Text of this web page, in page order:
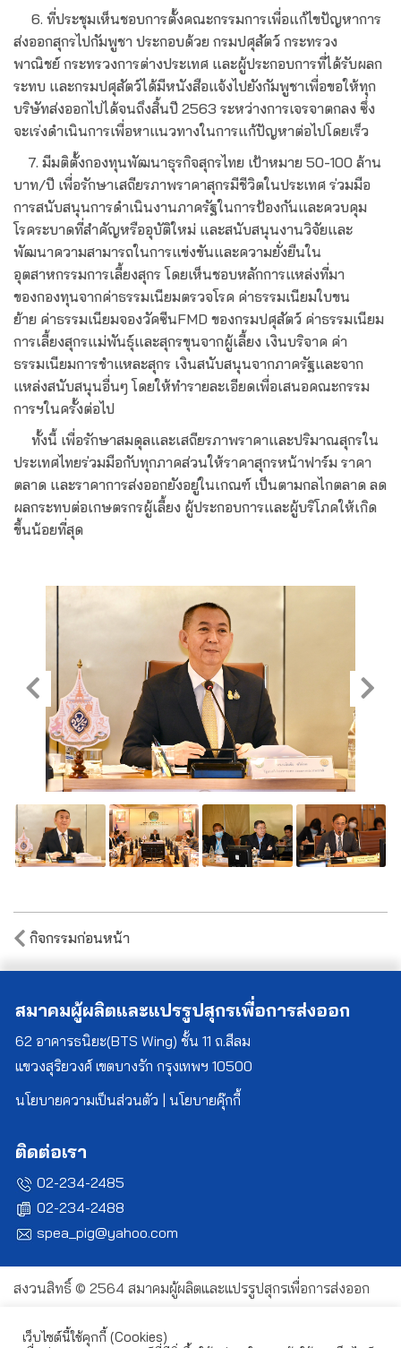
6. ที่ประชุมเห็นชอบการตั้งคณะกรรมการเพื่อแก้ไขปัญหาการ
ส่งออกสุกรไปกัมพูชา ประกอบด้วย กรมปศุสัตว์ กระทรวง
พาณิชย์ กระทรวงการต่างประเทศ และผู้ประกอบการที่ได้รับผลก
ระทบ และกรมปศุสัตว์ได้มีหนังสือแจ้งไปยังกัมพูชาเพื่อขอให้ทุก
บริษัทส่งออกไปได้จนถึงสิ้นปี 2563 ระหว่างการเจรจาตกลง ซึ่ง
จะเร่งดำเนินการเพื่อหาแนวทางในการแก้ปัญหาต่อไปโดยเร็ว
7. มีมติตั้งกองทุนพัฒนาธุรกิจสุกรไทย เป้าหมาย 50-100 ล้าน
บาท/ปี เพื่อรักษาเสถียรภาพราคาสุกรมีชีวิตในประเทศ ร่วมมือ
การสนับสนุนการดำเนินงานภาครัฐในการป้องกันและควบคุม
โรคระบาดที่สำคัญหรืออุบัติใหม่ และสนับสนุนงานวิจัยและ
พัฒนาความสามารถในการแข่งขันและความยั่งยืนใน
อุตสาหกรรมการเลี้ยงสุกร โดยเห็นชอบหลักการแหล่งที่มา
ของกองทุนจากค่าธรรมเนียมตรวจโรค ค่าธรรมเนียมใบขน
ย้าย ค่าธรรมเนียมจองวัคซีนFMD ของกรมปศุสัตว์ ค่าธรรมเนียม
การเลี้ยงสุกรแม่พันธุ์และสุกรขุนจากผู้เลี้ยง เงินบริจาค ค่า
ธรรมเนียมการชำแหละสุกร เงินสนับสนุนจากภาครัฐและจาก
แหล่งสนับสนุนอื่นๆ โดยให้ทำรายละเอียดเพื่อเสนอคณะกรรม
การฯในครั้งต่อไป
ทั้งนี้ เพื่อรักษาสมดุลและเสถียรภาพราคาและปริมาณสุกรใน
ประเทศไทยร่วมมือกับทุกภาคส่วนให้ราคาสุกรหน้าฟาร์ม ราคา
ตลาด และราคาการส่งออกยังอยู่ในเกณฑ์ เป็นตามกลไกตลาด ลด
ผลกระทบต่อเกษตรกรผู้เลี้ยง ผู้ประกอบการและผู้บริโภคให้เกิด
ขึ้นน้อยที่สุด
แนะแนว
เรื่อง
กิจกรรมก่อนหน้า
สมาคมผู้ผลิตและแปรรูปสุกรเพื่อการส่งออก
62 อาคารธนิยะ(BTS Wing) ชั้น 11 ถ.สีลม
แขวงสุริยวงศ์ เขตบางรัก กรุงเทพฯ 10500
นโยบายความเป็นส่วนตัว | นโยบายคุ๊กกี้
ติดต่อเรา
02-234-2485
02-234-2488
spea_pig@yahoo.com
สงวนสิทธิ์ © 2564 สมาคมผู้ผลิตและแปรรูปสุกรเพื่อการส่งออก
เว็บไซต์นี้ใช้คุกกี้ (Cookies)